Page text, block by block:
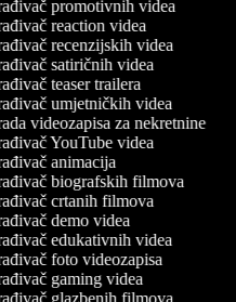
promotivnih videa
reaction videa
recenzijskih videa
satiričnih videa
teaser trailera
umjetničkih videa
videozapisa za nekretnine
YouTube videa
animacija
biografskih filmova
crtanih filmova
demo videa
edukativnih videa
foto videozapisa
gaming videa